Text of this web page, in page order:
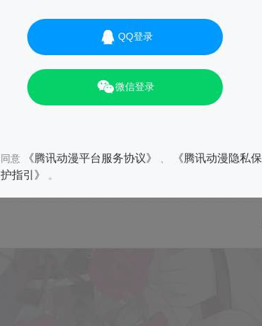
QQ登录
微信登录
同意 《腾讯动漫平台服务协议》
《腾讯动漫隐私保
护指引》
。